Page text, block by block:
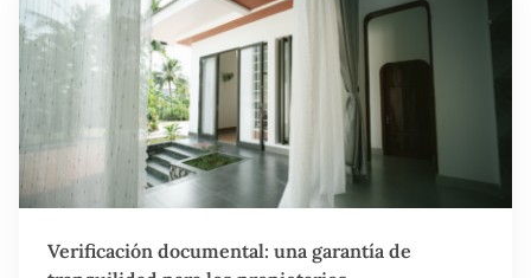
Verificación documental: una garantía de